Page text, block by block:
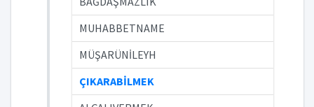
MUHABBETNAME
MÜŞARÜNİLEYH
ÇIKARABİLMEK